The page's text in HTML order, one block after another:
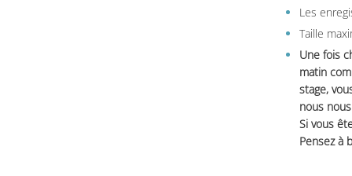
Les
Taille
Une fois
matin
stage,
nous
Si vous
Pensez à